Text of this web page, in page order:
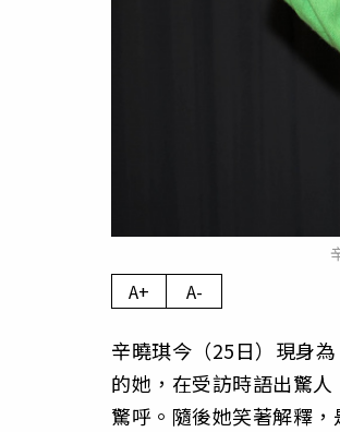
A+ A-
辛曉琪今（25日）現身
的她，在受訪時語出驚
驚呼。隨後她笑著解釋